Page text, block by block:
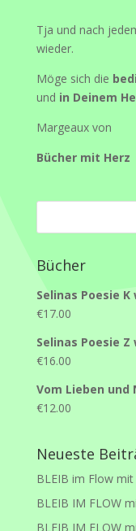
Tja und nach
wieder.
Möge sich die
und in Deinem
Margeaux von
Bücher mit Herz
Bücher
Selinas Poesie K
€17.00
Selinas Poesie
€16.00
Vom Lieben und
€12.00
Neueste
BLEIB im Flow
BLEIB IM FLOW
BLEIB IM FLOW